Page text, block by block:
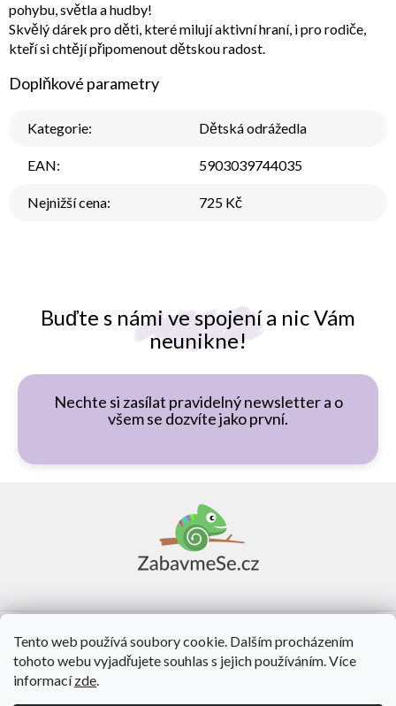
Tento web používá soubory cookie. Dalším procházením
tohoto webu vyjadřujete souhlas s jejich používáním. Více
informacízde.
Buďte s námi ve spojení a nic Vám
neunikne!
Nechte si zasílat pravidelný newsletter a o
všem se dozvíte jako první.
pohybu, světla a hudby!
Skvělý dárek pro děti, které milují aktivní hraní, i pro rodiče,
kteří si chtějí připomenout dětskou radost.
Doplňkové parametry
Kategorie: Dětská odrážedla
EAN: 5903039744035
Nejnižší cena: 725 Kč
O nás